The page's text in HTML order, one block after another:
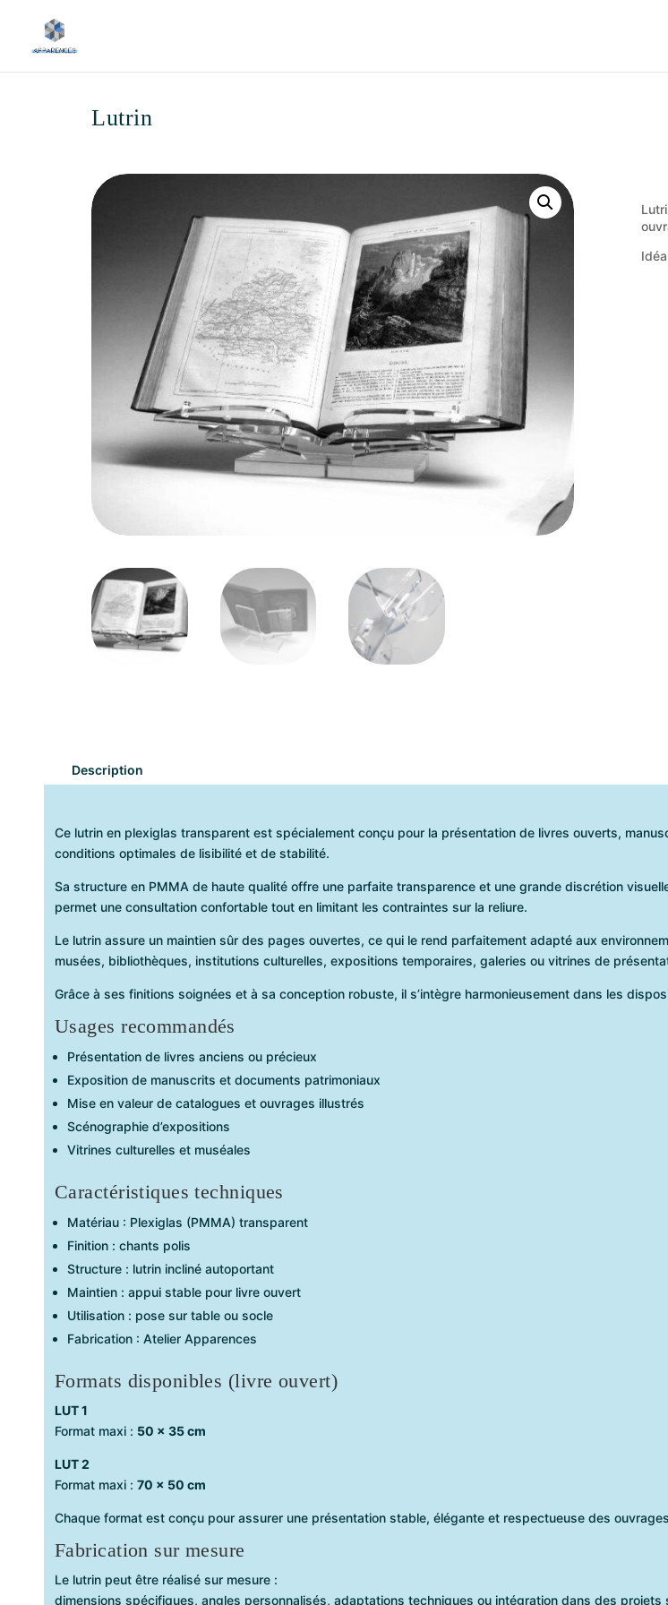
Lutrin
Description
Ce lutrin en plexiglas transparent est spécialement conçu pour la présentation de livres ouverts,
conditions optimales de lisibilité et de stabilité.
Sa structure en PMMA de haute qualité offre une parfaite transparence et une grande discrétion
permet une consultation confortable tout en limitant les contraintes sur la reliure.
Le lutrin assure un maintien sûr des pages ouvertes, ce qui le rend parfaitement adapté aux
musées, bibliothèques, institutions culturelles, expositions temporaires, galeries ou vitrines de
Grâce à ses finitions soignées et à sa conception robuste, il s’intègre harmonieusement dans les
Usages recommandés
Présentation de livres anciens ou précieux
Exposition de manuscrits et documents patrimoniaux
Mise en valeur de catalogues et ouvrages illustrés
Scénographie d’expositions
Vitrines culturelles et muséales
Caractéristiques techniques
Matériau : Plexiglas (PMMA) transparent
Finition : chants polis
Structure : lutrin incliné autoportant
Maintien : appui stable pour livre ouvert
Utilisation : pose sur table ou socle
Fabrication : Atelier Apparences
Formats disponibles (livre ouvert)
LUT 1
Format maxi : 50 × 35 cm
LUT 2
Format maxi : 70 × 50 cm
Chaque format est conçu pour assurer une présentation stable, élégante et respectueuse des
Fabrication sur mesure
Le lutrin peut être réalisé sur mesure :
dimensions spécifiques, angles personnalisés, adaptations techniques ou intégration dans des projets